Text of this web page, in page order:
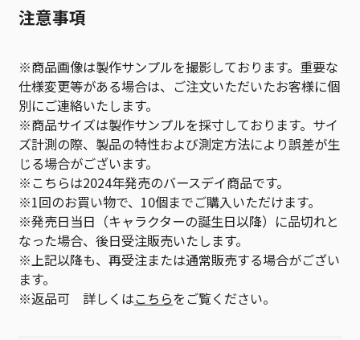
注意事項
※商品画像は製作サンプルを撮影しております。重要な
仕様変更等がある場合は、ご注文いただいたお客様に個
別にご連絡いたします。
※商品サイズは製作サンプルを採寸しております。サイ
ズ計測の際、製品の特性および測定方法により誤差が生
じる場合がございます。
※こちらは2024年発売のバースデイ商品です。
※1回のお買い物で、10個までご購入いただけます。
※発売日当日（キャラクターの誕生日以降）に品切れと
なった場合、後日受注販売いたします。
※上記以降も、再受注または通常販売する場合がござい
ます。
※返品可 詳しくはこちらをご覧ください。